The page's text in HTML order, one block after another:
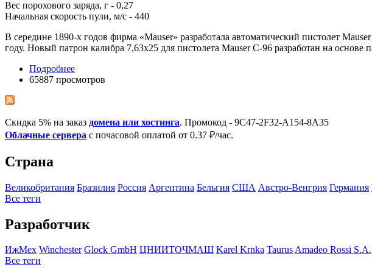
Вес порохового заряда, г - 0,27
Начальная скорость пули, м/с - 440
В середине 1890-х годов фирма «Mauser» разработала автоматический пистолет
году. Новый патрон калибра 7,63x25 для пистолета Mauser C-96 разработан на основе
Подробнее
65887 просмотров
Скидка 5% на заказ домена или хостинга. Промокод - 9C47-2F32-A154-8A35
Облачные сервера с почасовой оплатой от 0.37 ₽/час.
Страна
Великобритания Бразилия Росcия Аргентина Бельгия США Австро-Венгрия Германия
Все теги
Разработчик
ИжМех Winchester Glock GmbH ЦНИИТОЧМАШ Karel Krnka TaurusAmadeo Rossi S.A.
Все теги